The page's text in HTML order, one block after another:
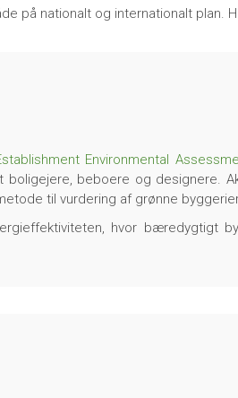
på nationalt og internationalt plan.
Environmental
boligejere, beboere og designere.
til vurdering af grønne
hvor bæredygtigt